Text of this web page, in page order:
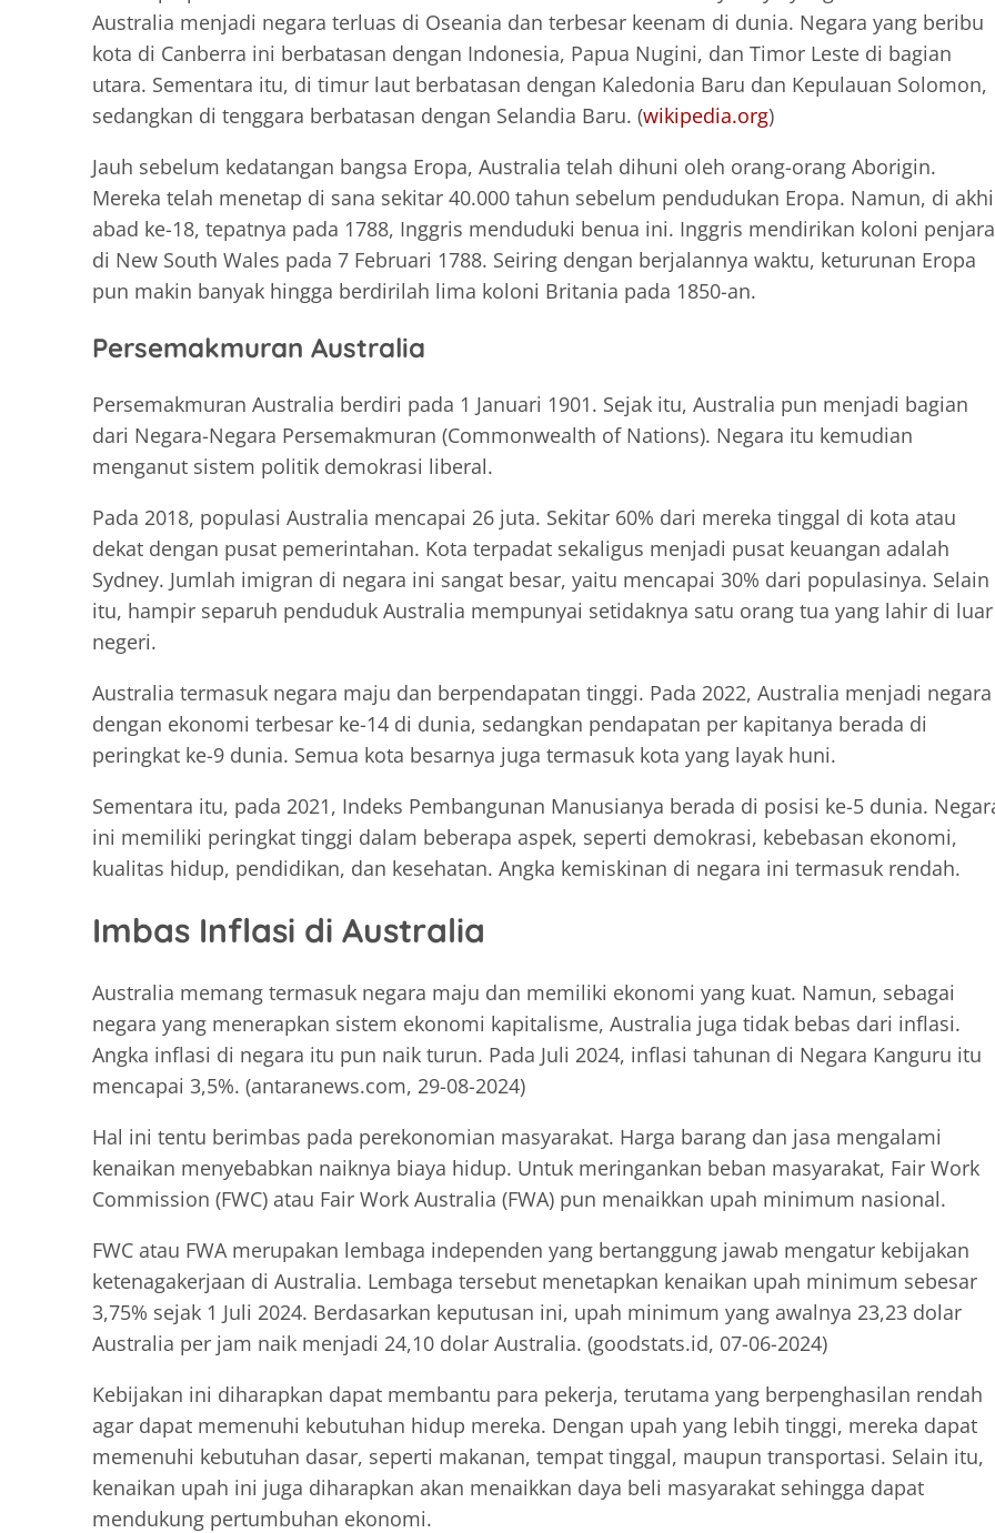
Australia menjadi negara terluas di Oseania dan terbesar keenam di dunia. Negara yang beribu
kota di Canberra ini berbatasan dengan Indonesia, Papua Nugini, dan Timor Leste di bagian
utara. Sementara itu, di timur laut berbatasan dengan Kaledonia Baru dan Kepulauan Solomon,
sedangkan di tenggara berbatasan dengan Selandia Baru. (wikipedia.org)
Jauh sebelum kedatangan bangsa Eropa, Australia telah dihuni oleh orang-orang Aborigin.
Mereka telah menetap di sana sekitar 40.000 tahun sebelum pendudukan Eropa. Namun, di
abad ke-18, tepatnya pada 1788, Inggris menduduki benua ini. Inggris mendirikan koloni penjara
di New South Wales pada 7 Februari 1788. Seiring dengan berjalannya waktu, keturunan Eropa
pun makin banyak hingga berdirilah lima koloni Britania pada 1850-an.
Persemakmuran Australia
Persemakmuran Australia berdiri pada 1 Januari 1901. Sejak itu, Australia pun menjadi bagian
dari Negara-Negara Persemakmuran (Commonwealth of Nations). Negara itu kemudian
menganut sistem politik demokrasi liberal.
Pada 2018, populasi Australia mencapai 26 juta. Sekitar 60% dari mereka tinggal di kota atau
dekat dengan pusat pemerintahan. Kota terpadat sekaligus menjadi pusat keuangan adalah
Sydney. Jumlah imigran di negara ini sangat besar, yaitu mencapai 30% dari populasinya. Selain
itu, hampir separuh penduduk Australia mempunyai setidaknya satu orang tua yang lahir di luar
negeri.
Australia termasuk negara maju dan berpendapatan tinggi. Pada 2022, Australia menjadi negara
dengan ekonomi terbesar ke-14 di dunia, sedangkan pendapatan per kapitanya berada di
peringkat ke-9 dunia. Semua kota besarnya juga termasuk kota yang layak huni.
Sementara itu, pada 2021, Indeks Pembangunan Manusianya berada di posisi ke-5 dunia.
ini memiliki peringkat tinggi dalam beberapa aspek, seperti demokrasi, kebebasan ekonomi,
kualitas hidup, pendidikan, dan kesehatan. Angka kemiskinan di negara ini termasuk rendah.
Imbas Inflasi di Australia
Australia memang termasuk negara maju dan memiliki ekonomi yang kuat. Namun, sebagai
negara yang menerapkan sistem ekonomi kapitalisme, Australia juga tidak bebas dari inflasi.
Angka inflasi di negara itu pun naik turun. Pada Juli 2024, inflasi tahunan di Negara Kanguru itu
mencapai 3,5%. (antaranews.com, 29-08-2024)
Hal ini tentu berimbas pada perekonomian masyarakat. Harga barang dan jasa mengalami
kenaikan menyebabkan naiknya biaya hidup. Untuk meringankan beban masyarakat, Fair Work
Commission (FWC) atau Fair Work Australia (FWA) pun menaikkan upah minimum nasional.
FWC atau FWA merupakan lembaga independen yang bertanggung jawab mengatur kebijakan
ketenagakerjaan di Australia. Lembaga tersebut menetapkan kenaikan upah minimum sebesar
3,75% sejak 1 Juli 2024. Berdasarkan keputusan ini, upah minimum yang awalnya 23,23 dolar
Australia per jam naik menjadi 24,10 dolar Australia. (goodstats.id, 07-06-2024)
Kebijakan ini diharapkan dapat membantu para pekerja, terutama yang berpenghasilan rendah
agar dapat memenuhi kebutuhan hidup mereka. Dengan upah yang lebih tinggi, mereka dapat
memenuhi kebutuhan dasar, seperti makanan, tempat tinggal, maupun transportasi. Selain itu,
kenaikan upah ini juga diharapkan akan menaikkan daya beli masyarakat sehingga dapat
mendukung pertumbuhan ekonomi.